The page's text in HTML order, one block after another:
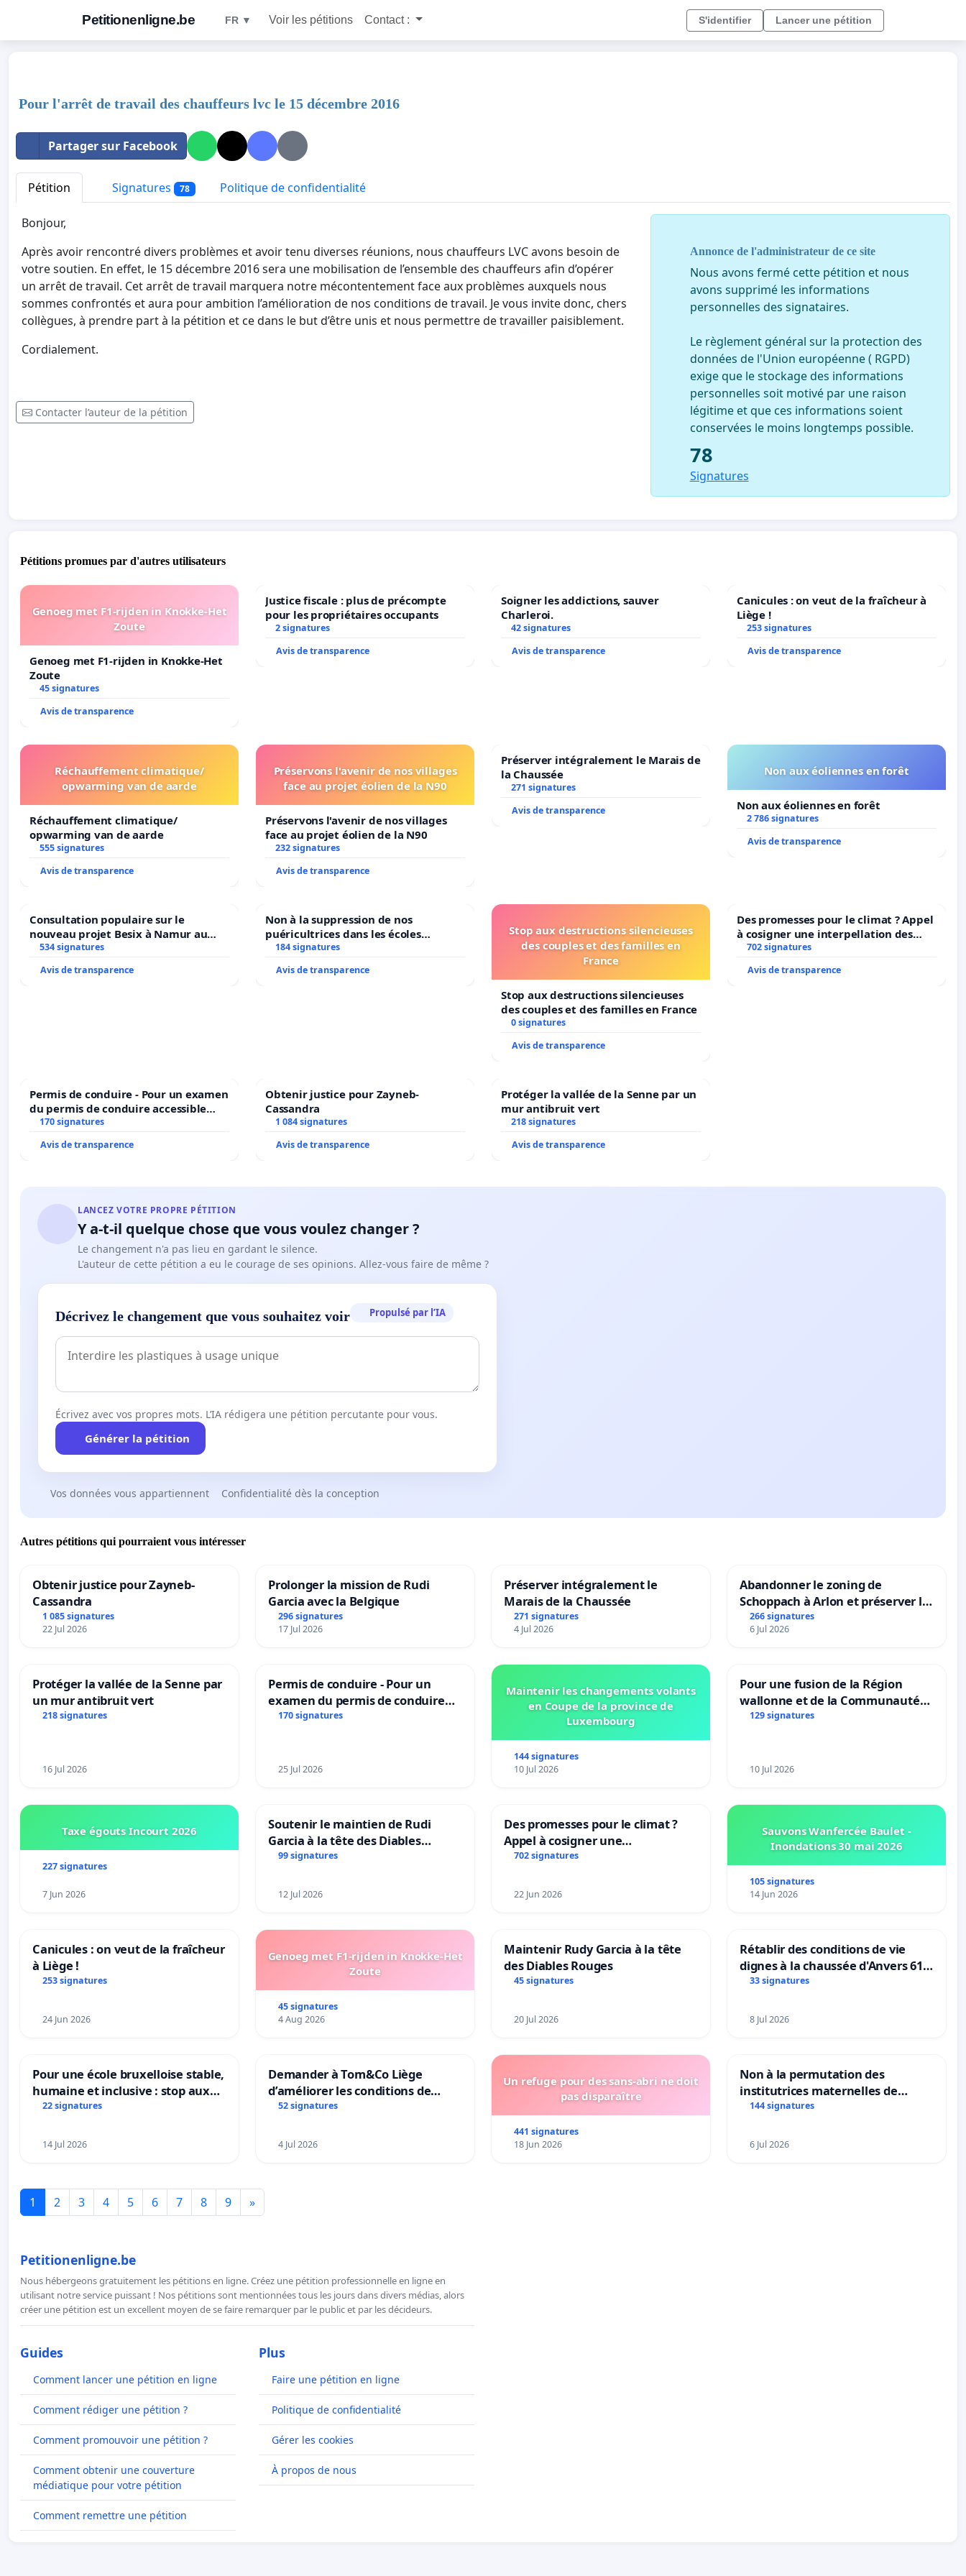
Petitionenligne.be FR ▼ Voir les pétitions Contact : S'identifier Lancer une pétition
Pour l'arrêt de travail des chauffeurs lvc le 15 décembre 2016
Partager sur Facebook
Pétition Signatures 78 Politique de confidentialité
Bonjour,
Après avoir rencontré divers problèmes et avoir tenu diverses réunions, nous chauffeurs LVC avons besoin de
votre soutien. En effet, le 15 décembre 2016 sera une mobilisation de l’ensemble des chauffeurs afin d’opérer
un arrêt de travail. Cet arrêt de travail marquera notre mécontentement face aux problèmes auxquels nous
sommes confrontés et aura pour ambition l’amélioration de nos conditions de travail. Je vous invite donc, chers
collègues, à prendre part à la pétition et ce dans le but d’être unis et nous permettre de travailler paisiblement.
Cordialement.
Contacter l’auteur de la pétition
Annonce de l'administrateur de ce site
Nous avons fermé cette pétition et nous
avons supprimé les informations
personnelles des signataires.
Le règlement général sur la protection des
données de l'Union européenne ( RGPD)
exige que le stockage des informations
personnelles soit motivé par une raison
légitime et que ces informations soient
conservées le moins longtemps possible.
78
Signatures
Pétitions promues par d'autres utilisateurs
Genoeg met F1-rijden in Knokke-Het
Zoute
Genoeg met F1-rijden in Knokke-Het
Zoute
45 signatures
Avis de transparence
Justice fiscale : plus de précompte
pour les propriétaires occupants
2 signatures
Avis de transparence
Soigner les addictions, sauver
Charleroi.
42 signatures
Avis de transparence
Canicules : on veut de la fraîcheur à
Liège !
253 signatures
Avis de transparence
Réchauffement climatique/
opwarming van de aarde
Réchauffement climatique/
opwarming van de aarde
555 signatures
Avis de transparence
Préservons l'avenir de nos villages
face au projet éolien de la N90
Préservons l'avenir de nos villages
face au projet éolien de la N90
232 signatures
Avis de transparence
Préserver intégralement le Marais de
la Chaussée
271 signatures
Avis de transparence
Non aux éoliennes en forêt
Non aux éoliennes en forêt
2 786 signatures
Avis de transparence
Consultation populaire sur le
nouveau projet Besix à Namur au
Parc Léopold ?
534 signatures
Avis de transparence
Non à la suppression de nos
puéricultrices dans les écoles
communale de Flémalle !
184 signatures
Avis de transparence
Stop aux destructions silencieuses
des couples et des familles en
France
Stop aux destructions silencieuses
des couples et des familles en France
0 signatures
Avis de transparence
Des promesses pour le climat ? Appel
à cosigner une interpellation des
ministres wallons du climat et de
702 signatures
Avis de transparence
Permis de conduire - Pour un examen
du permis de conduire accessible
dans plusieurs langues à Bruxelles
170 signatures
Avis de transparence
Obtenir justice pour Zayneb-
Cassandra
1 084 signatures
Avis de transparence
Protéger la vallée de la Senne par un
mur antibruit vert
218 signatures
Avis de transparence
LANCEZ VOTRE PROPRE PÉTITION
Y a-t-il quelque chose que vous voulez changer ?
Le changement n'a pas lieu en gardant le silence.
L'auteur de cette pétition a eu le courage de ses opinions. Allez-vous faire de même ?
Décrivez le changement que vous souhaitez voir Propulsé par l’IA
Écrivez avec vos propres mots. L’IA rédigera une pétition percutante pour vous.
Générer la pétition
Vos données vous appartiennent Confidentialité dès la conception
Autres pétitions qui pourraient vous intéresser
Obtenir justice pour Zayneb-
Cassandra
1 085 signatures
22 Jul 2026
Prolonger la mission de Rudi
Garcia avec la Belgique
296 signatures
17 Jul 2026
Préserver intégralement le
Marais de la Chaussée
271 signatures
4 Jul 2026
Abandonner le zoning de
Schoppach à Arlon et préserver le
site naturel
266 signatures
6 Jul 2026
Protéger la vallée de la Senne par
un mur antibruit vert
218 signatures
16 Jul 2026
Permis de conduire - Pour un
examen du permis de conduire
accessible dans plusieurs langues
170 signatures
25 Jul 2026
Maintenir les changements volants
en Coupe de la province de
Luxembourg
144 signatures
10 Jul 2026
Pour une fusion de la Région
wallonne et de la Communauté
française (Fédération Wallonie-
129 signatures
10 Jul 2026
Taxe égouts Incourt 2026
227 signatures
7 Jun 2026
Soutenir le maintien de Rudi
Garcia à la tête des Diables
Rouges |Teken voor het behoud
99 signatures
12 Jul 2026
Des promesses pour le climat ?
Appel à cosigner une
interpellation des ministres
l’environnement.
702 signatures
22 Jun 2026
Sauvons Wanfercée Baulet -
Inondations 30 mai 2026
105 signatures
14 Jun 2026
Canicules : on veut de la fraîcheur
à Liège !
253 signatures
24 Jun 2026
Genoeg met F1-rijden in Knokke-Het
Zoute
45 signatures
4 Aug 2026
Maintenir Rudy Garcia à la tête
des Diables Rouges
45 signatures
20 Jul 2026
Rétablir des conditions de vie
dignes à la chaussée d'Anvers 61
et 63
33 signatures
8 Jul 2026
Pour une école bruxelloise stable,
humaine et inclusive : stop aux
réformes qui fragilisent le
22 signatures
14 Jul 2026
Demander à Tom&Co Liège
d’améliorer les conditions de
présentation des animaux et de
en magasin
52 signatures
4 Jul 2026
Un refuge pour des sans-abri ne doit
pas disparaître
441 signatures
18 Jun 2026
Non à la permutation des
institutrices maternelles de
Bléharies et Laplaigne !
enfants.
144 signatures
6 Jul 2026
1 2 3 4 5 6 7 8 9 »
Petitionenligne.be
Nous hébergeons gratuitement les pétitions en ligne. Créez une pétition professionnelle en ligne en
utilisant notre service puissant ! Nos pétitions sont mentionnées tous les jours dans divers médias, alors
créer une pétition est un excellent moyen de se faire remarquer par le public et par les décideurs.
Guides
Comment lancer une pétition en ligne
Comment rédiger une pétition ?
Comment promouvoir une pétition ?
Comment obtenir une couverture
médiatique pour votre pétition
Comment remettre une pétition
Plus
Faire une pétition en ligne
Politique de confidentialité
Gérer les cookies
À propos de nous